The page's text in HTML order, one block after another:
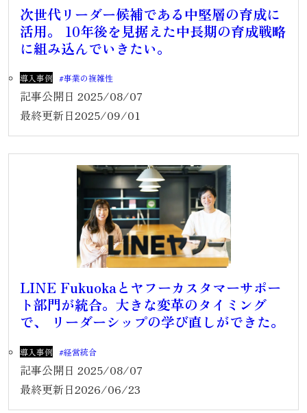
次世代リーダー候補である中堅層の育成に
活用。 10年後を見据えた中長期の育成戦略
に組み込んでいきたい。
導入事例 事業の複雑性
記事公開日 2025/08/07
最終更新日2025/09/01
LINE Fukuokaとヤフーカスタマーサポー
ト部門が統合。大きな変革のタイミング
で、 リーダーシップの学び直しができた。
導入事例 経営統合
記事公開日 2025/08/07
最終更新日2026/06/23